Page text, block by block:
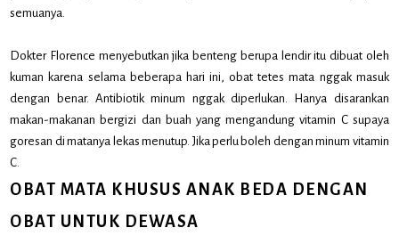
semuanya.
Dokter Florence menyebutkan jika benteng berupa lendir itu dibuat oleh
kuman karena selama beberapa hari ini, obat tetes mata nggak masuk
dengan benar. Antibiotik minum nggak diperlukan. Hanya disarankan
makan-makanan bergizi dan buah yang mengandung vitamin C supaya
goresan di matanya lekas menutup. Jika perlu boleh dengan minum vitamin
C.
OBAT MATA KHUSUS ANAK BEDA DENGAN
OBAT UNTUK DEWASA